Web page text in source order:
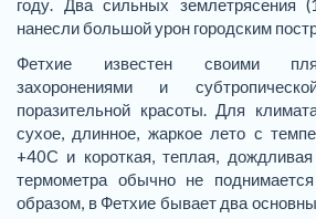
году. Два сильных землетрясения
нанесли большой урон городским
Фетхие известен своими
захоронениями и
поразительной красоты. Для
сухое, длинное, жаркое лето с
+40С и короткая, теплая,
термометра обычно не
образом, в Фетхие бывает два